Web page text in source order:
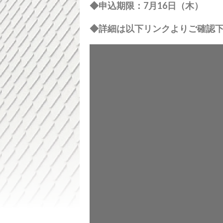
◆申込期限：7月16日（木）
◆詳細は以下リンクよりご確認